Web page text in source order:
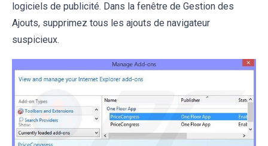
logiciels de publicité. Dans la fenêtre de Gestion des
Ajouts, supprimez tous les ajouts de navigateur
suspicieux.